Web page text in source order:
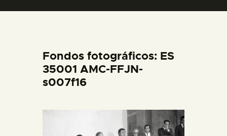
DIDÁCTICA
ESPAÑOL
PREPARAR LA VISITA
Fondos fotográficos: ES
35001 AMC-FFJN-
s007f16